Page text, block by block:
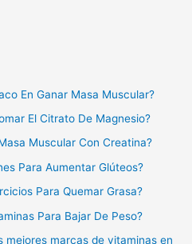
En Ganar Masa Muscular?
El Citrato De Magnesio?
Muscular Con Creatina?
Para Aumentar Glúteos?
Para Quemar Grasa?
Para Bajar De Peso?
mejores marcas de vitaminas en